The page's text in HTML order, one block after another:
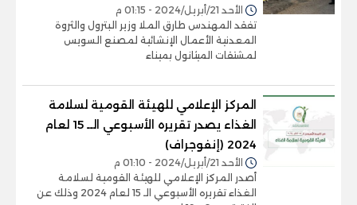
الأحد 21/أبريل/2024 - 01:15 م
تفقد المهندس طارق الملا وزير البترول والثروة
المعدنية الأعمال الإنشائية لمصنع السويس
لمشتقات الميثانول بميناء
المركز الإعلامي للهيئة القومية لسلامة
الغذاء يصدر تقريره الأسبوعي الــ 15 لعام
2024 (إنفوجراف)
الأحد 21/أبريل/2024 - 01:10 م
أصدر المركز الإعلامي للهيئة القومية لسلامة
الغذاء تقريره الأسبوعي الـ 15 لعام 2024 وذلك عن